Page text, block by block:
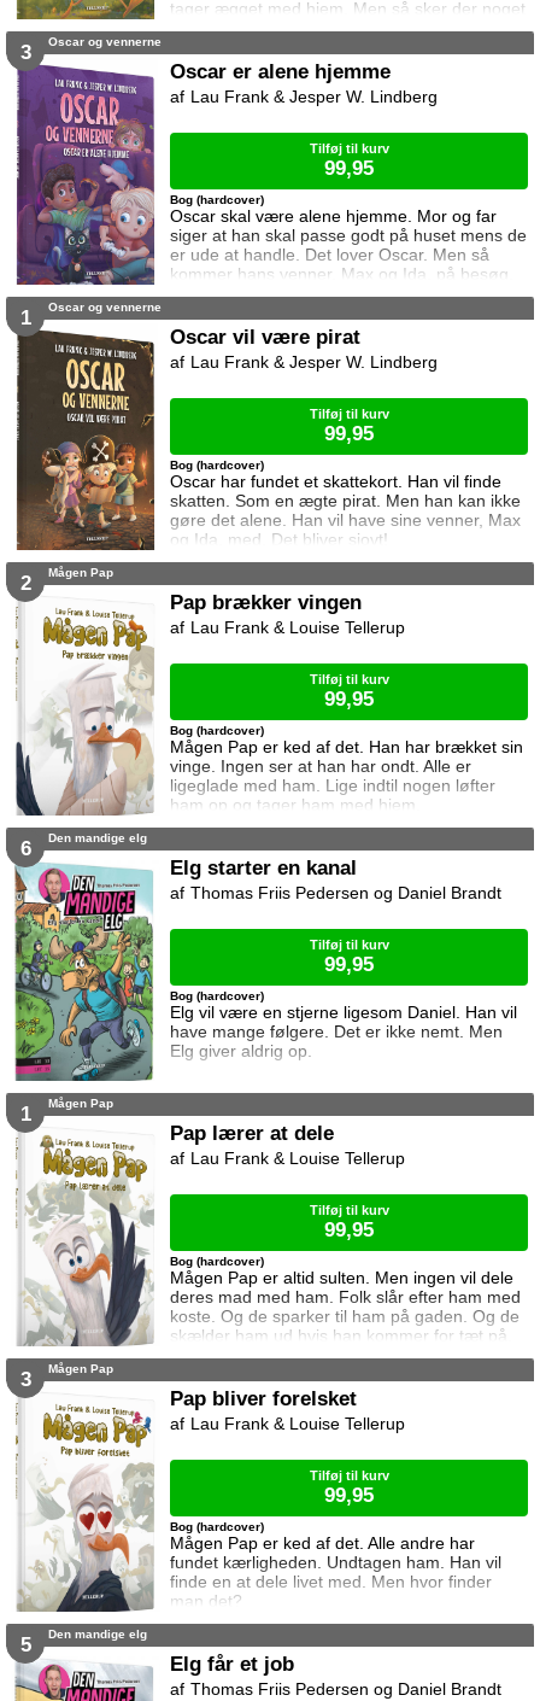
tager ægget med hjem. Men så sker der noget
han ikke havde regnet med!
3 Oscar og vennerne
Oscar er alene hjemme
Oscar skal være alene hjemme. Mor og far
siger at han skal passe godt på huset mens de
er ude at handle. Det lover Oscar. Men så
kommer hans venner, Max og Ida, på besøg.
Og så får Oscar travlt!
Bog (hardcover)
Lau Frank & Jesper W. Lindberg
Tilføj til kurv
99,95
1 Oscar og vennerne
Oscar vil være pirat
Oscar har fundet et skattekort. Han vil finde
skatten. Som en ægte pirat. Men han kan ikke
gøre det alene. Han vil have sine venner, Max
og Ida, med. Det bliver sjovt!
Bog (hardcover)
Lau Frank & Jesper W. Lindberg
Tilføj til kurv
99,95
2 Mågen Pap
Pap brækker vingen
Mågen Pap er ked af det. Han har brækket sin
vinge. Ingen ser at han har ondt. Alle er
ligeglade med ham. Lige indtil nogen løfter
ham op og tager ham med hjem.
Bog (hardcover)
Lau Frank & Louise Tellerup
Tilføj til kurv
99,95
6 Den mandige elg
Elg starter en kanal
Elg vil være en stjerne ligesom Daniel. Han vil
have mange følgere. Det er ikke nemt. Men
Elg giver aldrig op.
Bog (hardcover)
Thomas Friis Pedersen og Daniel Brandt
Tilføj til kurv
99,95
1 Mågen Pap
Pap lærer at dele
Mågen Pap er altid sulten. Men ingen vil dele
deres mad med ham. Folk slår efter ham med
koste. Og de sparker til ham på gaden. Og de
skælder ham ud hvis han kommer for tæt på.
Alt hvad mågen Pap gør er forkert. Men så
Bog (hardcover)
Lau Frank & Louise Tellerup
Tilføj til kurv
99,95
3 Mågen Pap
Pap bliver forelsket
Mågen Pap er ked af det. Alle andre har
fundet kærligheden. Undtagen ham. Han vil
finde en at dele livet med. Men hvor finder
man det?
Bog (hardcover)
Lau Frank & Louise Tellerup
Tilføj til kurv
99,95
5 Den mandige elg
Elg får et job
Thomas Friis Pedersen og Daniel Brandt